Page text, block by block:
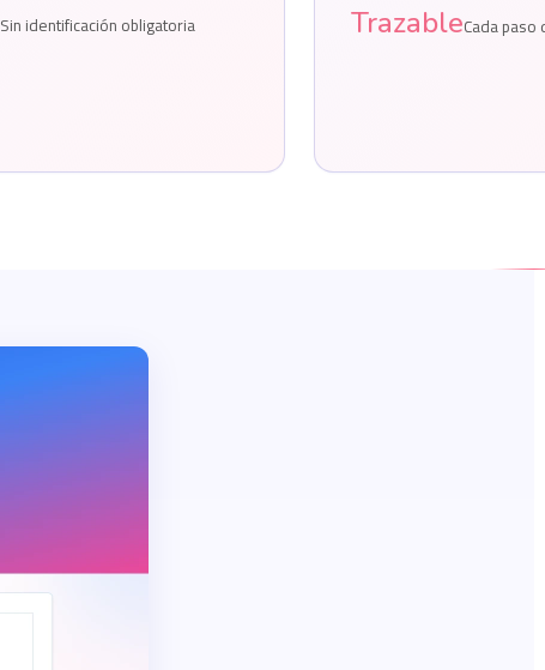
Sin identificación obligatoria TrazableCada paso